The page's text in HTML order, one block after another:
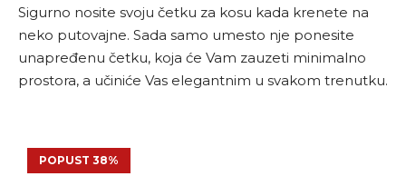
Sigurno nosite svoju četku za kosu kada krenete na
neko putovajne. Sada samo umesto nje ponesite
unapređenu četku, koja će Vam zauzeti minimalno
prostora, a učiniće Vas elegantnim u svakom trenutku.
POPUST 38%